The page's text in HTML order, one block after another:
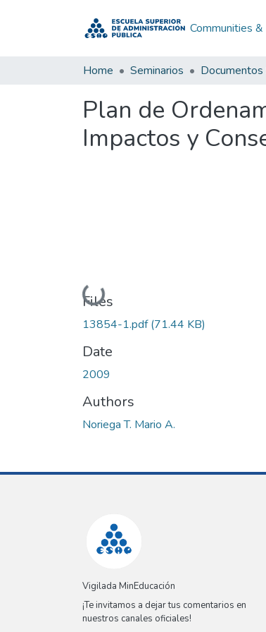
Communities
Home Seminarios Documentos
Plan de
Impactos y
Loading...
Files
13854-1.pdf(71.44 KB)
Date
2009
Authors
Noriega T. Mario A.
Vigilada MinEducación
¡Te invitamos a dejar tus comentarios en
nuestros canales oficiales!